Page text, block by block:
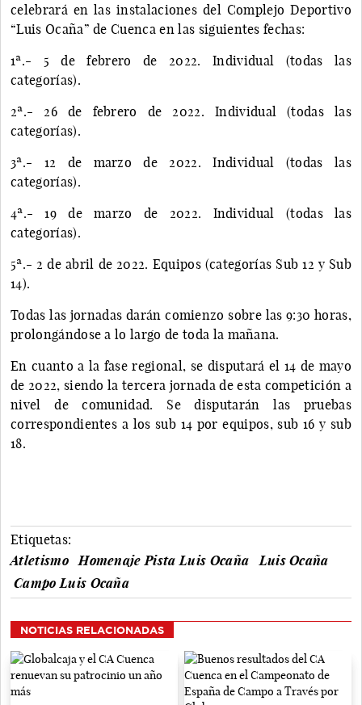
celebrará en las instalaciones del Complejo Deportivo
“Luis Ocaña” de Cuenca en las siguientes fechas:
1ª.- 5 de febrero de 2022. Individual (todas las
categorías).
2ª.- 26 de febrero de 2022. Individual (todas las
categorías).
3ª.- 12 de marzo de 2022. Individual (todas las
categorías).
4ª.- 19 de marzo de 2022. Individual (todas las
categorías).
5ª.- 2 de abril de 2022. Equipos (categorías Sub 12 y Sub
14).
Todas las jornadas darán comienzo sobre las 9:30 horas,
prolongándose a lo largo de toda la mañana.
En cuanto a la fase regional, se disputará el 14 de mayo
de 2022, siendo la tercera jornada de esta competición a
nivel de comunidad. Se disputarán las pruebas
correspondientes a los sub 14 por equipos, sub 16 y sub
18.
Etiquetas:
Atletismo
Homenaje Pista Luis Ocaña
Luis Ocaña
Campo Luis Ocaña
NOTICIAS RELACIONADAS